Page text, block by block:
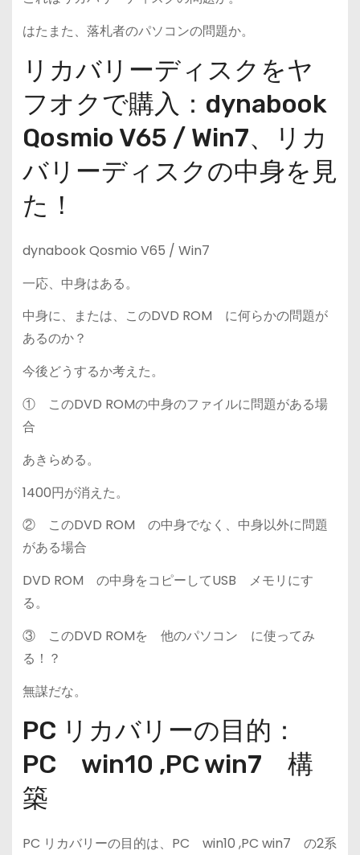
はたまた、落札者のパソコンの問題か。
リカバリーディスクをヤ
フオクで購入：dynabook
Qosmio V65 / Win7、リカ
バリーディスクの中身を見
た！
dynabook Qosmio V65 / Win7
一応、中身はある。
中身に、または、このDVD ROM に何らかの問題が
あるのか？
今後どうするか考えた。
① このDVD ROMの中身のファイルに問題がある場
合
あきらめる。
1400円が消えた。
② このDVD ROM の中身でなく、中身以外に問題
がある場合
DVD ROM の中身をコピーしてUSB メモリにす
る。
③ このDVD ROMを 他のパソコン に使ってみ
る！？
無謀だな。
PC リカバリーの目的：
PC win10 ,PC win7 構
築
PC リカバリーの目的は、PC win10 ,PC win7 の2系